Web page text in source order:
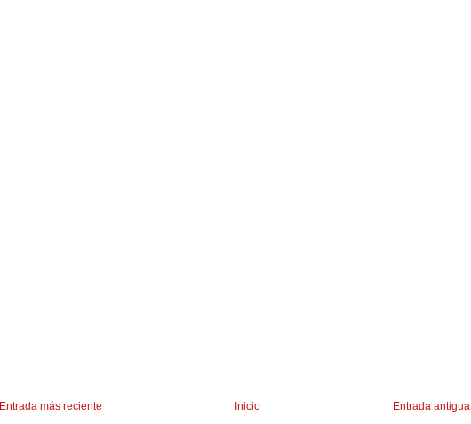
Entrada más reciente Entrada antigua
Inicio